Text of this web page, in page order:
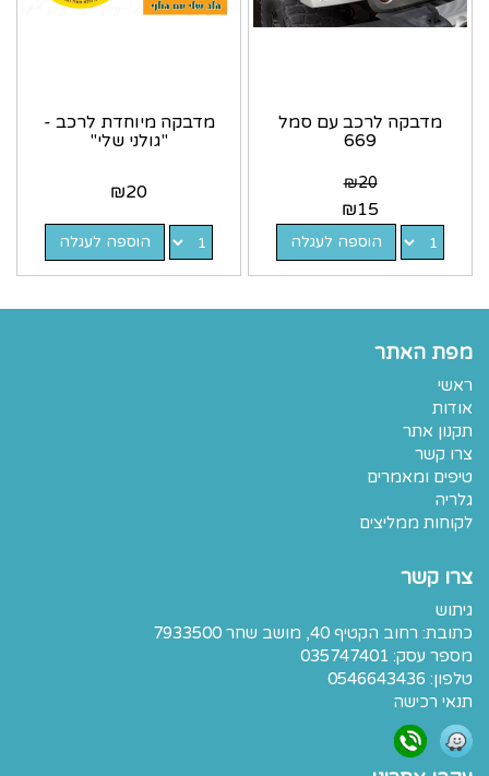
מדבקה לרכב עם סמל
669
₪20
₪15
הוספה לעגלה
מדבקה מיוחדת לרכב -
"גולני שלי"
₪20
הוספה לעגלה
מפת האתר
ראשי
אודות
תקנון אתר
צרו קשר
טיפים ומאמרים
גלריה
לקוחות ממליצים
צרו קשר
גיתוש
כתובת: רחוב הקטיף 40, מושב שחר 7933500
מספר עסק: 035747401
טלפון: 0546643436
תנאי רכישה